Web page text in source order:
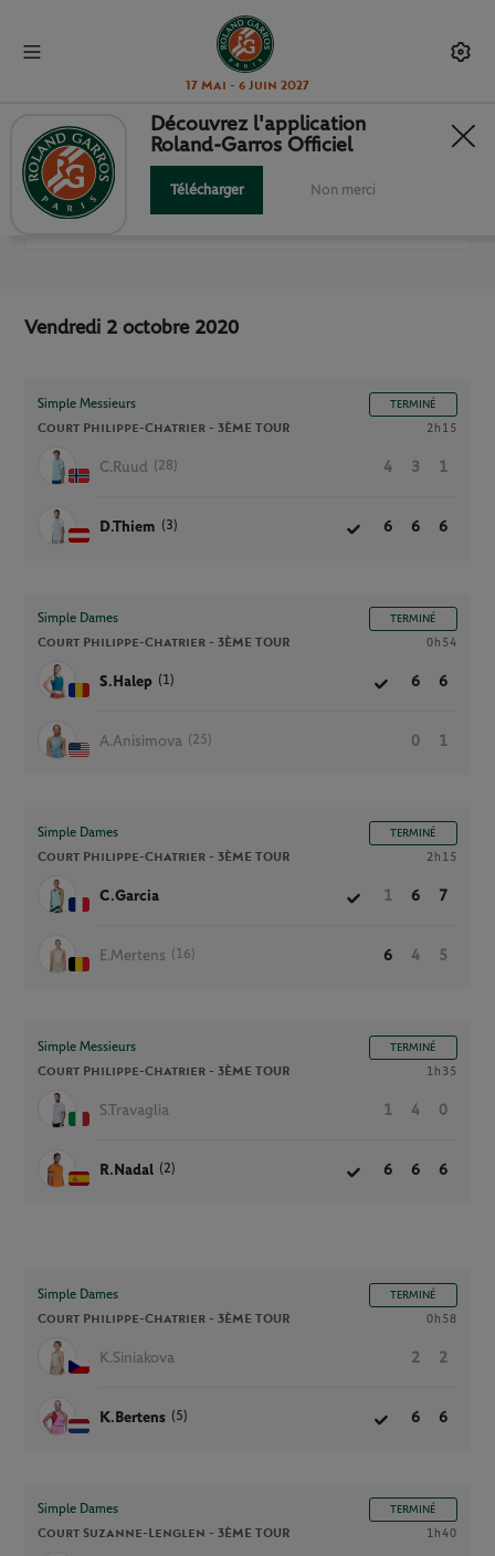
17 Mai - 6 Juin 2027
TOUS LES MATCHS
Vendredi 2 octobre 2020
Simple Messieurs TERMINÉ
Court Philippe-Chatrier -3ÈME TOUR 2h15
C.Ruud (28) 4 3 1
D.Thiem (3) 6 6 6
Simple Dames TERMINÉ
Court Philippe-Chatrier -3ÈME TOUR 0h54
S.Halep (1) 6 6
A.Anisimova (25) 0 1
Simple Dames TERMINÉ
Court Philippe-Chatrier -3ÈME TOUR 2h15
C.Garcia 1 6 7
E.Mertens (16) 6 4 5
Simple Messieurs TERMINÉ
Court Philippe-Chatrier -3ÈME TOUR 1h35
S.Travaglia 1 4 0
R.Nadal (2) 6 6 6
Simple Dames TERMINÉ
Court Philippe-Chatrier -3ÈME TOUR 0h58
K.Siniakova 2 2
K.Bertens (5) 6 6
Simple Dames TERMINÉ
Court Suzanne-Lenglen -3ÈME TOUR 1h40
Découvrez l'application
Roland-Garros Officiel
Télécharger Non merci